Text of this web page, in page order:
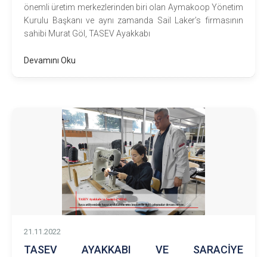
önemli üretim merkezlerinden biri olan Aymakoop Yönetim
Kurulu Başkanı ve aynı zamanda Sail Laker’s firmasının
sahibi Murat Göl, TASEV Ayakkabı
Devamını Oku
21.11.2022
TASEV AYAKKABI VE SARACİYE